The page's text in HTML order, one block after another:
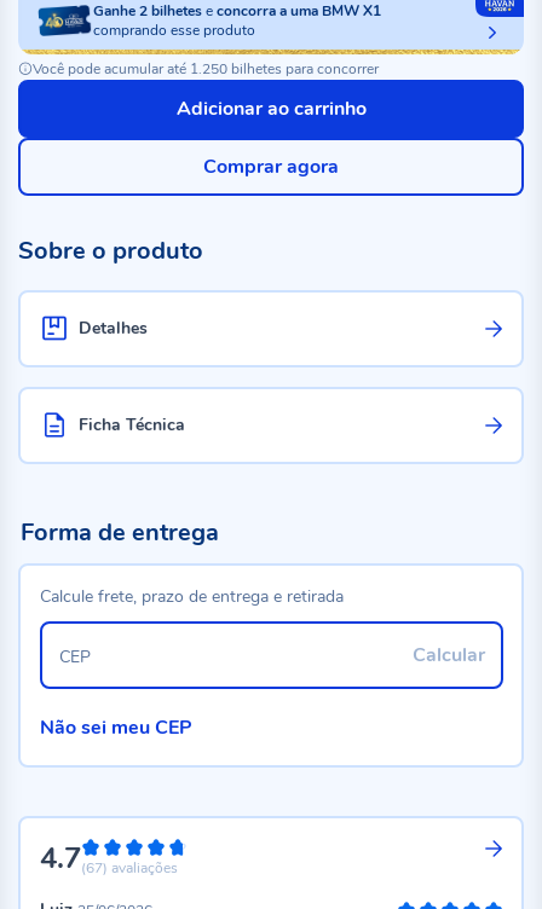
Ganhe2bilheteseconcorra a uma BMW X1
comprando esse produto
Você pode acumular até 1.250 bilhetes para concorrer
Adicionar ao carrinho
Comprar agora
Sobre o produto
Detalhes
Ficha Técnica
4.794%
(67) avaliações
Forma de entrega
Calcule frete, prazo de entrega e retirada
Calcular
CEP
Não sei meu CEP